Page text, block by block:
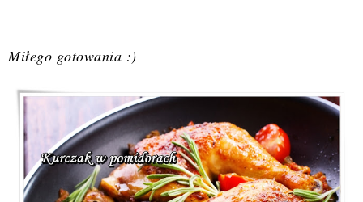
Miłego gotowania :)